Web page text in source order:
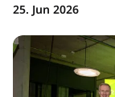
25. Jun 2026